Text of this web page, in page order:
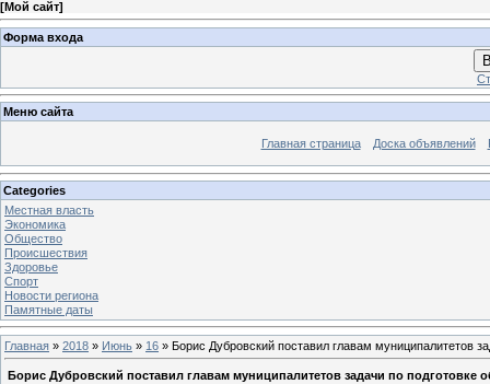
[Мой сайт]
Форма входа
Меню сайта
Главная страница Доска объявлений
Categories
Местная власть
Экономика
Общество
Проиcшествия
Здоровье
Спорт
Новости региона
Памятные даты
Главная » 2018 » Июнь » 16 » Борис Дубровский поставил главам муниципалитетов
Борис Дубровский поставил главам муниципалитетов задачи по подготовке